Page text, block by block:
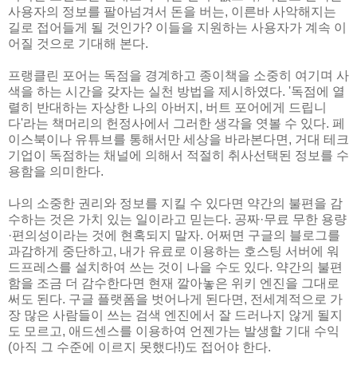
사용자의 정보를 팔아넘겨서 돈을 버는, 이른바 사악해지는
길로 접어들게 될 것인가? 이들을 지원하는 사용자가 계속 이
어질 것으로 기대해 본다.
프랭클린 포어는 독점을 경계하고 종이책을 소중히 여기며 사
색을 하는 시간을 갖자는 실천 방법을 제시하였다. '독점에 열
렬히 반대하는 자상한 나의 아버지, 버트 포어에게 드립니
다'라는 책머리의 헌정사에서 그러한 생각을 엿볼 수 있다. 페
이스북이나 유튜브를 통해서만 세상을 바라본다면, 거대 테크
기업이 독점하는 채널에 의해서 적절히 취사선택된 정보를 수
용함을 의미한다.
나의 소중한 권리와 정보를 지킬 수 있다면 약간의 불편을 감
수하는 것은 가치 있는 일이라고 믿는다. 공짜·무료 무한 용량
·편의성이라는 것에 현혹되지 말자. 어쩌면 구글의 블로그를
과감하게 중단하고, 내가 유료로 이용하는 호스팅 서버에 워
드프레스를 설치하여 쓰는 것이 나을 수도 있다. 약간의 불편
함을 조금 더 감수한다면 현재 깔아놓은 위키 엔진을 그대로
써도 된다. 구글 플랫폼을 벗어나게 된다면, 전세계적으로 가
장 많은 사람들이 쓰는 검색 엔진에서 잘 드러나지 않게 될지
도 모르고, 애드센스를 이용하여 언젠가는 발생할 기대 수익
(아직 그 수준에 이르지 못했다!)도 접어야 한다.